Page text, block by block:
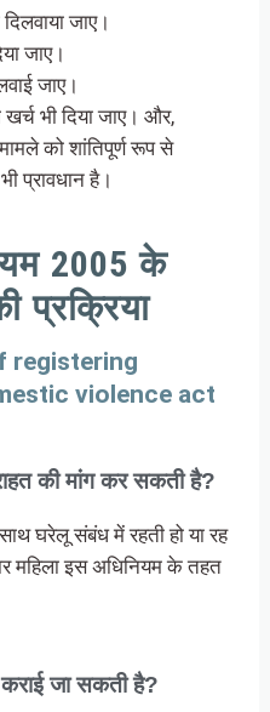
जाए।
जाए।
जाए।
भी दिया जाए। और,
को शांतिपूर्ण रूप से
प्रावधान है।
2005 के
प्रक्रिया
registering
violence act
की मांग कर सकती है?
घरेलू संबंध में रहती हो या रह
महिला इस अधिनियम के तहत
जा सकती है?